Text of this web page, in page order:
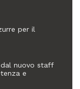
per il
dal nuovo staff
e